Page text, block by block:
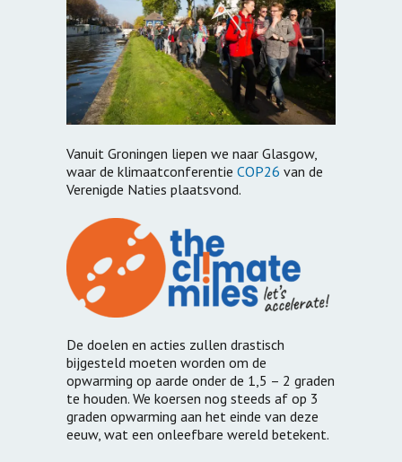
Vanuit Groningen liepen we naar Glasgow,
waar de klimaatconferentie COP26 van de
Verenigde Naties plaatsvond.
De doelen en acties zullen drastisch
bijgesteld moeten worden om de
opwarming op aarde onder de 1,5 – 2 graden
te houden. We koersen nog steeds af op 3
graden opwarming aan het einde van deze
eeuw, wat een onleefbare wereld betekent.